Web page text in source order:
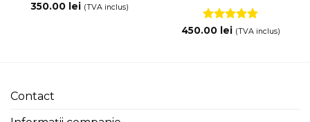
350.00
lei (TVA inclus)
Evaluat la
450.00 lei (TVA inclus)
Contact